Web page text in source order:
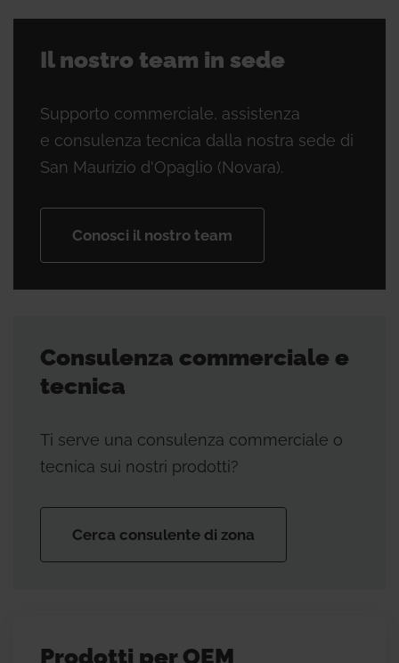
Il nostro team in sede
Supporto commerciale, assistenza
e consulenza tecnica dalla nostra sede di
San Maurizio d'Opaglio (Novara).
Conosci il nostro team
Consulenza commerciale e
tecnica
Ti serve una consulenza commerciale o
tecnica sui nostri prodotti?
Cerca consulente di zona
Prodotti per OEM